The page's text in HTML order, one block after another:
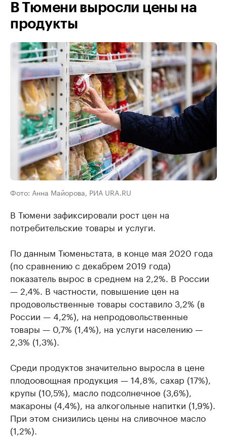
В Тюмени выросли цены на
продукты
Фото: Анна Майорова, РИА URA.RU
В Тюмени зафиксировали рост цен на
потребительские товары и услуги.
По данным Тюменьстата, в конце мая 2020 года
(по сравнению с декабрем 2019 года)
показатель вырос в среднем на 2,2%. В России
— 2,4%. В частности, повышение цен на
продовольственные товары составило 3,2% (в
России — 4,2%), на непродовольственные
товары — 0,7% (1,4%), на услуги населению —
2,3% (1,3%).
Среди продуктов значительно выросла в цене
плодоовощная продукция — 14,8%, сахар (17%),
крупы (10,5%), масло подсолнечное (3,6%),
макароны (4,4%), на алкогольные напитки (1,9%).
При этом снизились цены на сливочное масло
(1,2%).